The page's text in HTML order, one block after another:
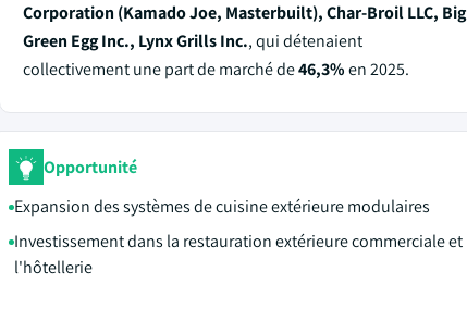
Corporation (Kamado Joe, Masterbuilt), Char-Broil LLC, Big
Green Egg Inc., Lynx Grills Inc., qui détenaient
collectivement une part de marché de46,3%en 2025.
Opportunité
Expansion des systèmes de cuisine extérieure modulaires
Investissement dans la restauration extérieure commerciale et
l'hôtellerie